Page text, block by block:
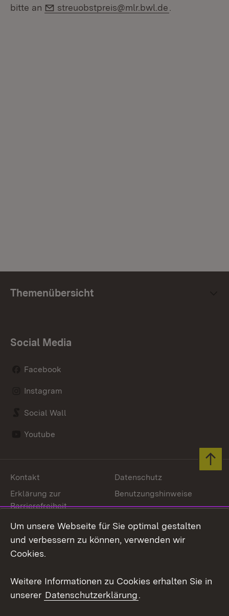
bitte an
E-Mail:
streuobstpreis@mlr.bwl.de
Themenübersicht
Social Media
Facebook
Instagram
Social Wall
Youtube
Link zum Landesportal
Kontakt
Datenschutz
Erklärung zur
Barrierefreiheit
Benutzungshinweise
Impressum Cookies
Um unsere Webseite für Sie optimal gestalten
und verbessern zu können, verwenden wir
Cookies.
Weitere Informationen zu Cookies erhalten Sie in
unserer Datenschutzerklärung.